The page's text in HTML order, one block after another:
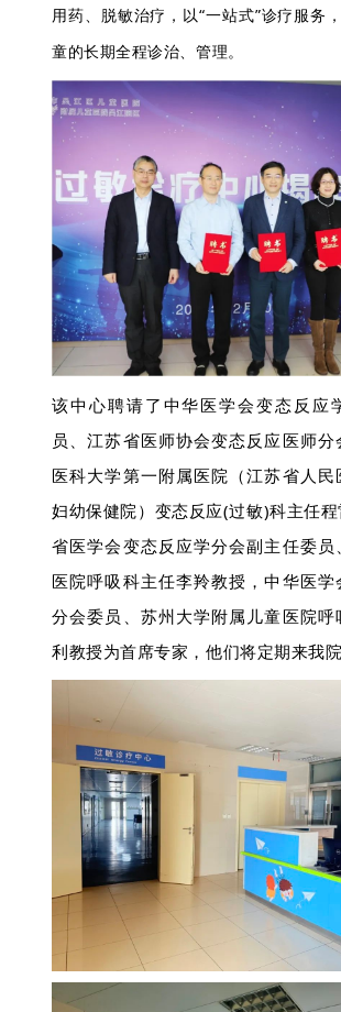
用药、脱敏治疗，以“一站式”诊疗服务
童的长期全程诊治、管理。
该中心聘请了 中华医学会变态反应
员、江苏省医师协会变态反应医师分
医科大学第一附属医院（江苏省人民
妇幼保健院）变态反应(过敏)科主任
省医学会变态反应学分会副主任委员
医院呼吸科主任李羚教授，中华医学
分会委员、苏州大学附属儿童医院呼
利教授为首席专家，他们将定期来我院